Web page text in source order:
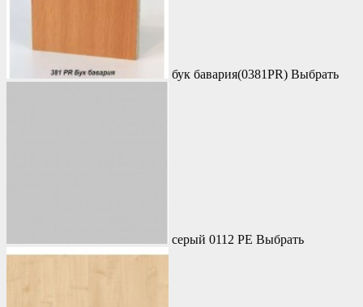
бук бавария(0381PR) Выбрать
серый 0112 PE Выбрать